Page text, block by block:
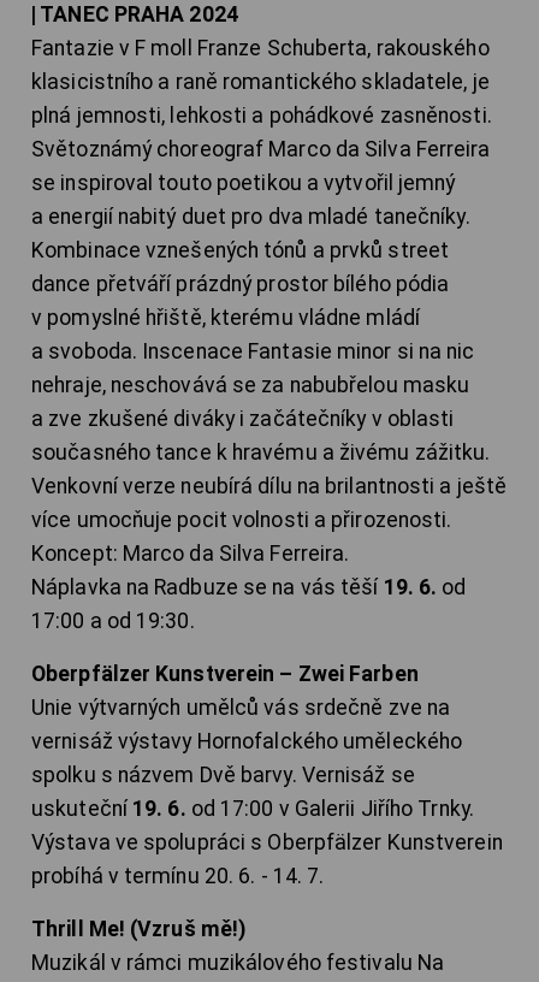
| TANEC PRAHA 2024
Fantazie v F moll Franze Schuberta, rakouského
klasicistního a raně romantického skladatele, je
plná jemnosti, lehkosti a pohádkové zasněnosti.
Světoznámý choreograf Marco da Silva Ferreira
se inspiroval touto poetikou a vytvořil jemný
a energií nabitý duet pro dva mladé tanečníky.
Kombinace vznešených tónů a prvků street
dance přetváří prázdný prostor bílého pódia
v pomyslné hřiště, kterému vládne mládí
a svoboda. Inscenace Fantasie minor si na nic
nehraje, neschovává se za nabubřelou masku
a zve zkušené diváky i začátečníky v oblasti
současného tance k hravému a živému zážitku.
Venkovní verze neubírá dílu na brilantnosti a ještě
více umocňuje pocit volnosti a přirozenosti.
Koncept: Marco da Silva Ferreira.
Náplavka na Radbuze se na vás těší 19. 6. od
17:00 a od 19:30.
Oberpfälzer Kunstverein – Zwei Farben
Unie výtvarných umělců vás srdečně zve na
vernisáž výstavy Hornofalckého uměleckého
spolku s názvem Dvě barvy. Vernisáž se
uskuteční 19. 6. od 17:00 v Galerii Jiřího Trnky.
Výstava ve spolupráci s Oberpfälzer Kunstverein
probíhá v termínu 20. 6. - 14. 7.
Thrill Me! (Vzruš mě!)
Muzikál v rámci muzikálového festivalu Na